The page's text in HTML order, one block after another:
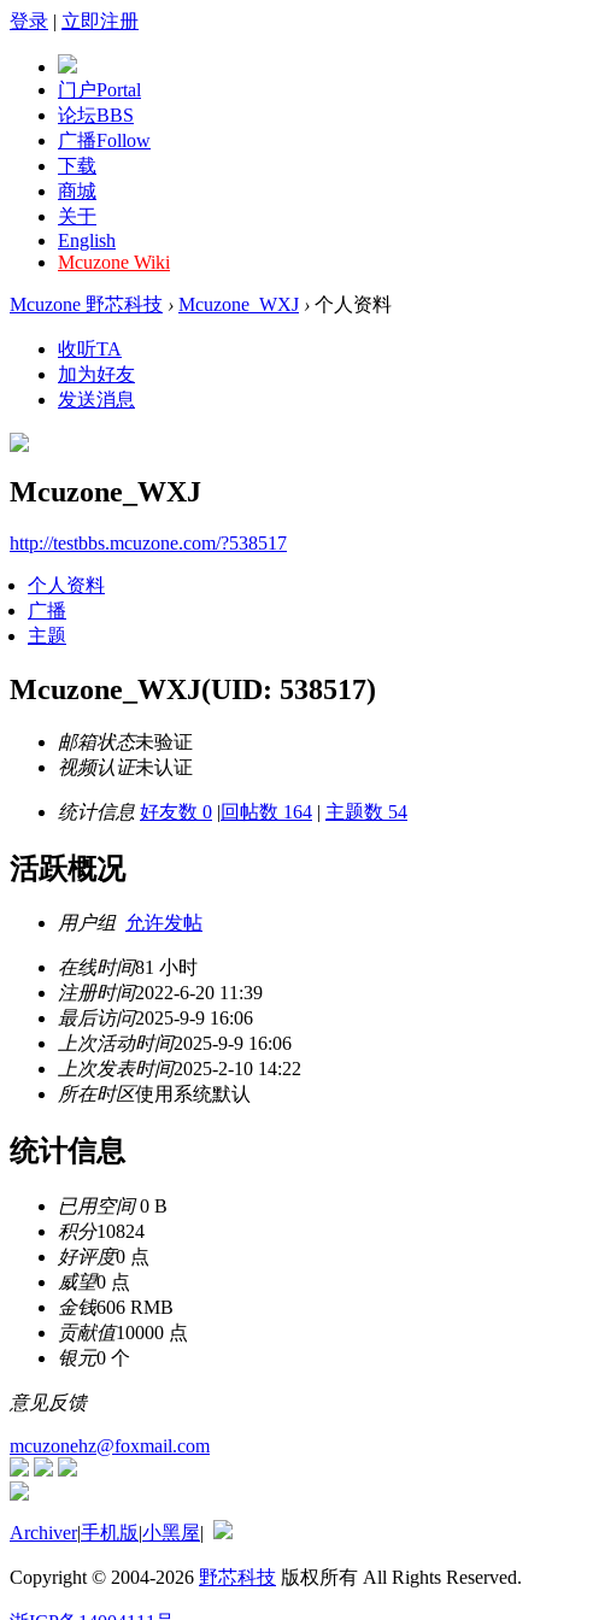
登录 | 立即注册
门户Portal
论坛BBS
广播Follow
下载
商城
关于
English
Mcuzone Wiki
Mcuzone 野芯科技 › Mcuzone_WXJ › 个人资料
收听TA
加为好友
发送消息
Mcuzone_WXJ
http://testbbs.mcuzone.com/?538517
个人资料
广播
主题
Mcuzone_WXJ(UID: 538517)
邮箱状态未验证
视频认证未认证
统计信息 好友数 0 |回帖数 164 | 主题数 54
活跃概况
用户组 允许发帖
在线时间81 小时
注册时间2022-6-20 11:39
最后访问2025-9-9 16:06
上次活动时间2025-9-9 16:06
上次发表时间2025-2-10 14:22
所在时区使用系统默认
统计信息
已用空间0 B
积分10824
好评度0 点
威望0 点
金钱606 RMB
贡献值10000 点
银元0 个
意见反馈
mcuzonehz@foxmail.com
Archiver|手机版|小黑屋|
Copyright © 2004-2026 野芯科技 版权所有 All Rights Reserved.